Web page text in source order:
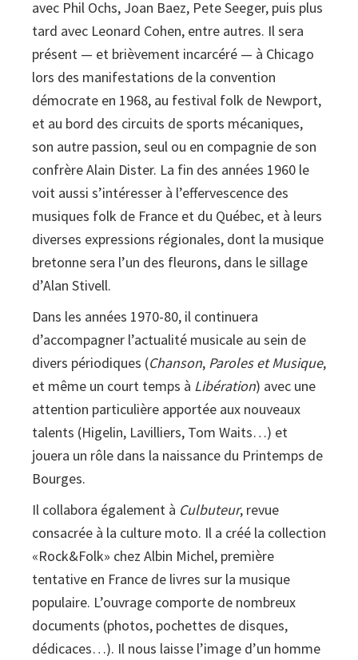
avec Phil Ochs, Joan Baez, Pete Seeger, puis plus
tard avec Leonard Cohen, entre autres. Il sera
présent — et brièvement incarcéré — à Chicago
lors des manifestations de la convention
démocrate en 1968, au festival folk de Newport,
et au bord des circuits de sports mécaniques,
son autre passion, seul ou en compagnie de son
confrère Alain Dister. La fin des années 1960 le
voit aussi s’intéresser à l’effervescence des
musiques folk de France et du Québec, et à leurs
diverses expressions régionales, dont la musique
bretonne sera l’un des fleurons, dans le sillage
d’Alan Stivell.
Dans les années 1970-80, il continuera
d’accompagner l’actualité musicale au sein de
divers périodiques (Chanson, Paroles et Musique,
et même un court temps à Libération) avec une
attention particulière apportée aux nouveaux
talents (Higelin, Lavilliers, Tom Waits…) et
jouera un rôle dans la naissance du Printemps de
Bourges.
Il collabora également à Culbuteur, revue
consacrée à la culture moto. Il a créé la collection
«Rock&Folk» chez Albin Michel, première
tentative en France de livres sur la musique
populaire. L’ouvrage comporte de nombreux
documents (photos, pochettes de disques,
dédicaces…). Il nous laisse l’image d’un homme